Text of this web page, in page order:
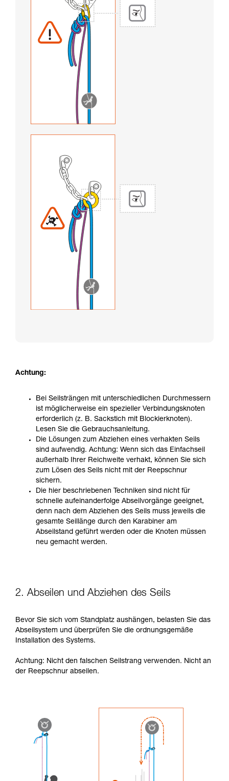
Achtung:
Bei Seilsträngen mit unterschiedlichen Durchmessern
ist möglicherweise ein spezieller Verbindungsknoten
erforderlich (z. B. Sackstich mit Blockierknoten).
Lesen Sie die Gebrauchsanleitung.
Die Lösungen zum Abziehen eines verhakten Seils
sind aufwendig. Achtung: Wenn sich das Einfachseil
außerhalb Ihrer Reichweite verhakt, können Sie sich
zum Lösen des Seils nicht mit der Reepschnur
sichern.
Die hier beschriebenen Techniken sind nicht für
schnelle aufeinanderfolge Abseilvorgänge geeignet,
denn nach dem Abziehen des Seils muss jeweils die
gesamte Seillänge durch den Karabiner am
Abseilstand geführt werden oder die Knoten müssen
neu gemacht werden.
2. Abseilen und Abziehen des Seils
Bevor Sie sich vom Standplatz aushängen, belasten Sie das
Abseilsystem und überprüfen Sie die ordnungsgemäße
Installation des Systems.
Achtung: Nicht den falschen Seilstrang verwenden. Nicht an
der Reepschnur abseilen.